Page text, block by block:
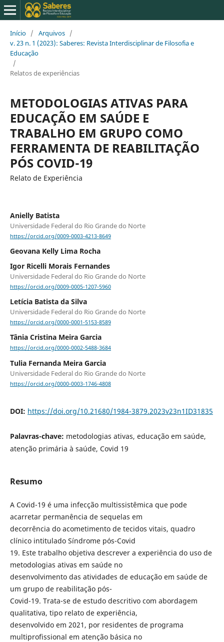
Início / Arquivos /
v. 23 n. 1 (2023): Saberes: Revista Interdisciplinar de Filosofia e
Educação
/
Relatos de experiências
METODOLOGIAS ATIVAS PARA
EDUCAÇÃO EM SAÚDE E
TRABALHO EM GRUPO COMO
FERRAMENTA DE REABILITAÇÃO
PÓS COVID-19
Relato de Experiência
Anielly Batista
Universidade Federal do Rio Grande do Norte
https://orcid.org/0009-0003-4213-8649
Geovana Kelly Lima Rocha
Igor Ricelli Morais Fernandes
Universidade Federal do Rio Grande do Norte
https://orcid.org/0009-0005-1207-5960
Letícia Batista da Silva
Universidade Federal do Rio Grande do Norte
https://orcid.org/0000-0001-5153-8589
Tânia Cristina Meira Garcia
https://orcid.org/0000-0002-5488-3684
Tulia Fernanda Meira Garcia
Universidade Federal do Rio Grande do Norte
https://orcid.org/0000-0003-1746-4808
DOI: https://doi.org/10.21680/1984-3879.2023v23n1ID31835
Palavras-chave: metodologias ativas, educação em saúde,
atenção primária à saúde, Covid 19
Resumo
A Covid-19 é uma infecção multissistêmica que pode
acarretar permanência de sequelas em
decorrência do acometimento de tecidos vitais, quadro
clínico intitulado Síndrome pós-Covid
19. Este trabalho objetiva descrever a experiência do uso de
metodologias ativas em saúde no
desenvolvimento das atividades de educação em saúde de
um grupo de reabilitação pós-
Covid-19. Trata-se de estudo descritivo com abordagem
qualitativa, tipo relato de experiência,
desenvolvido em 2021, por residentes de programa
multiprofissional em atenção básica no